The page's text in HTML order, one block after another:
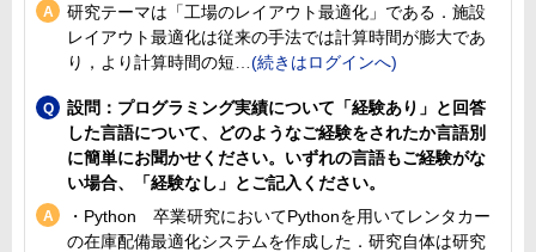
研究テーマは「工場のレイアウト最適化」である．施設
レイアウト最適化は従来の手法では計算時間が膨大であ
り，より計算時間の短
設問：プログラミング実績について「経験あり」と回答
した言語について、どのようなご経験をされたか言語別
に簡単にお聞かせください。いずれの言語もご経験がな
い場合、「経験なし」とご記入ください。
・Python 卒業研究においてPythonを用いてレンタカー
の在庫配備最適化システムを作成した．研究自体は研究